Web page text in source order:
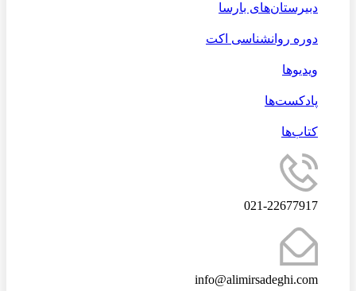
دبیرستان‌های بارسا
دوره روانشناسی اکت
ویدیوها
پادکست‌ها
کتاب‌ها
021-22677917
info@alimirsadeghi.com